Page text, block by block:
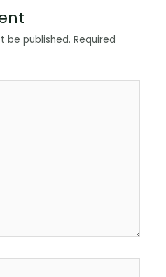
be published. Required